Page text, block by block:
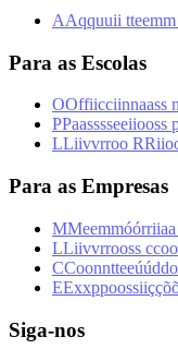
AAqquuii tteemm
Para as Escolas
OOffiicciinnaass n
PPaasssseeiiooss
LLiivvrroo RRiio
Para as Empresas
MMeemmóórriiaa
LLiivvrrooss ccoo
CCoonntteeúúddo
EExxppoossiiççõ
Siga-nos